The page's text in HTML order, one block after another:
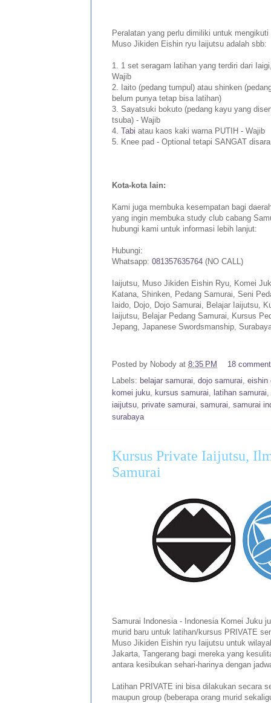
Peralatan yang perlu dimiliki untuk
Muso Jikiden Eishin ryu Iaijutsu adalah sbb:
1. 1 set seragam latihan yang terdiri dari
Wajib
2. Iaito (pedang tumpul) atau shinken
belum punya tetap bisa latihan)
3. Sayatsuki bokuto (pedang kayu yang
tsuba) - Wajib
4. Tabi atau kaos kaki warna PUTIH - Wajib
5. Knee pad - Optional tetapi SANGAT
Kota-kota lain:
Kami juga membuka kesempatan bagi
yang ingin membuka study club cabang
hubungi kami untuk informasi lebih lanjut:
Hubungi:
Whatsapp: 081357635764 (NO CALL)
Iaijutsu, Muso Jikiden Eishin Ryu, Komei
Katana, Shinken, Pedang Samurai, Seni
Iaido, Dojo, Dojo Samurai, Belajar Iaijutsu,
Iaijutsu, Belajar Pedang Samurai, Kursus
Jepang, Japanese Swordsmanship,
Posted by Nobody at 8:35 PM
18
Labels: belajar samurai dojo samurai eishin
komei juku kursus samurai latihan samurai
iaijutsu private samurai samurai samurai
surabaya
Kursus Private Iaijutsu,
Samurai
Samurai Indonesia - Indonesia Komei Juku
murid baru untuk latihan/kursus PRIVATE
Muso Jikiden Eishin ryu Iaijutsu untuk
Jakarta, Tangerang bagi mereka yang
antara kesibukan sehari-harinya dengan
Latihan PRIVATE ini bisa dilakukan secara
maupun group (beberapa orang murid